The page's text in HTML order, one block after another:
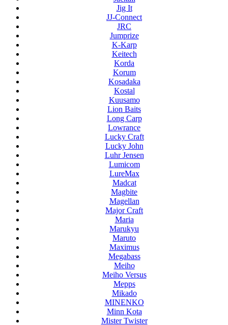
Jig It
JJ-Connect
JRC
Jumprize
K-Karp
Keitech
Korda
Korum
Kosadaka
Kostal
Kuusamo
Lion Baits
Long Carp
Lowrance
Lucky Craft
Lucky John
Luhr Jensen
Lumicom
LureMax
Madcat
Magbite
Magellan
Major Craft
Maria
Marukyu
Maruto
Maximus
Megabass
Meiho
Meiho Versus
Mepps
Mikado
MINENKO
Minn Kota
Mister Twister